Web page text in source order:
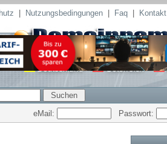
Nutzungsbedingungen Faq Kontakt
eMail: Passwort: